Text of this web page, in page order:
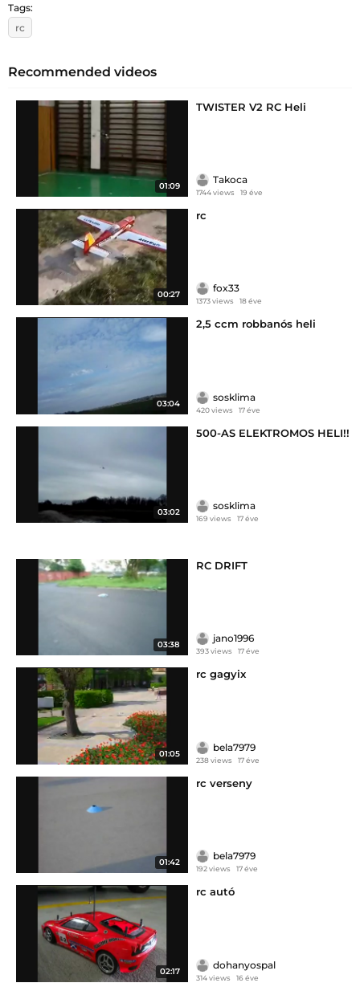
Tags:
rc
Recommended videos
01:09
TWISTER V2 RC Heli
Takoca
1744 views 19 éve
00:27
rc
fox33
1373 views 18 éve
03:04
2,5 ccm robbanós heli
sosklima
420 views 17 éve
03:02
500-AS ELEKTROMOS HELI!!
sosklima
169 views 17 éve
03:38
RC DRIFT
jano1996
393 views 17 éve
01:05
rc gagyix
bela7979
238 views 17 éve
01:42
rc verseny
bela7979
192 views 17 éve
02:17
rc autó
dohanyospal
314 views 16 éve